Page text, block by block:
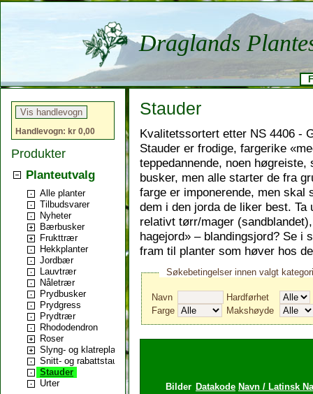
Draglands
Handlevogn: kr 0,00
Produkter
Planteutvalg
Alle planter
Tilbudsvarer
Nyheter
Bærbusker
Frukttrær
Hekkplanter
Jordbær
Lauvtrær
Nåletrær
Prydbusker
Prydgress
Prydtrær
Rhododendron
Roser
Slyng- og klatreplanter
Snitt- og rabattstauder
Stauder
Urter
Stauder
Kvalitetssortert etter NS 4406 -
Stauder er frodige, fargerike
teppedannende, noen
busker, men alle starter de fra
farge er imponerende, men skal
dem i den jorda de liker best.
relativt tørr/mager
hagejord» – blandingsjord? Se i
fram til planter som høver hos
Søkebetingelser innen valgt kategori
Navn
Hardførhet
Farge
Makshøyde
Bilder Datakode Navn / Latinsk